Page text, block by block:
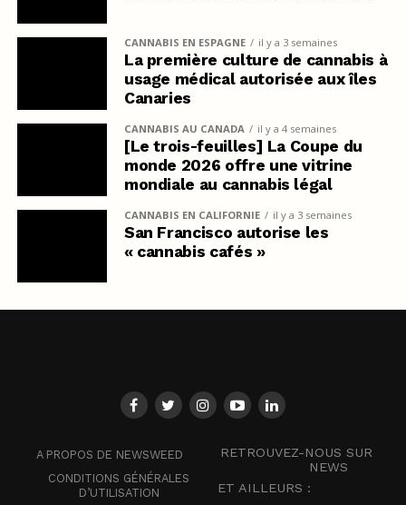
CANNABIS EN ESPAGNE il y a 3 semaines
La première culture de cannabis à
usage médical autorisée aux îles
Canaries
CANNABIS AU CANADA il y a 4 semaines
[Le trois-feuilles] La Coupe du
monde 2026 offre une vitrine
mondiale au cannabis légal
CANNABIS EN CALIFORNIE il y a 3 semaines
San Francisco autorise les
« cannabis cafés »
A PROPOS DE NEWSWEED
CONDITIONS GÉNÉRALES
D’UTILISATION
RETROUVEZ-NOUS SUR
NEWS
ET AILLEURS :